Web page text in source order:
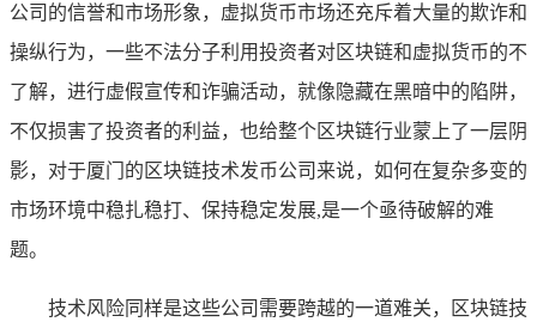
公司的信誉和市场形象，虚拟货币市场还充斥着大量的欺诈和
操纵行为，一些不法分子利用投资者对区块链和虚拟货币的不
了解，进行虚假宣传和诈骗活动，就像隐藏在黑暗中的陷阱，
不仅损害了投资者的利益，也给整个区块链行业蒙上了一层阴
影，对于厦门的区块链技术发币公司来说，如何在复杂多变的
市场环境中稳扎稳打、保持稳定发展,是一个亟待破解的难
题。
技术风险同样是这些公司需要跨越的一道难关，区块链技